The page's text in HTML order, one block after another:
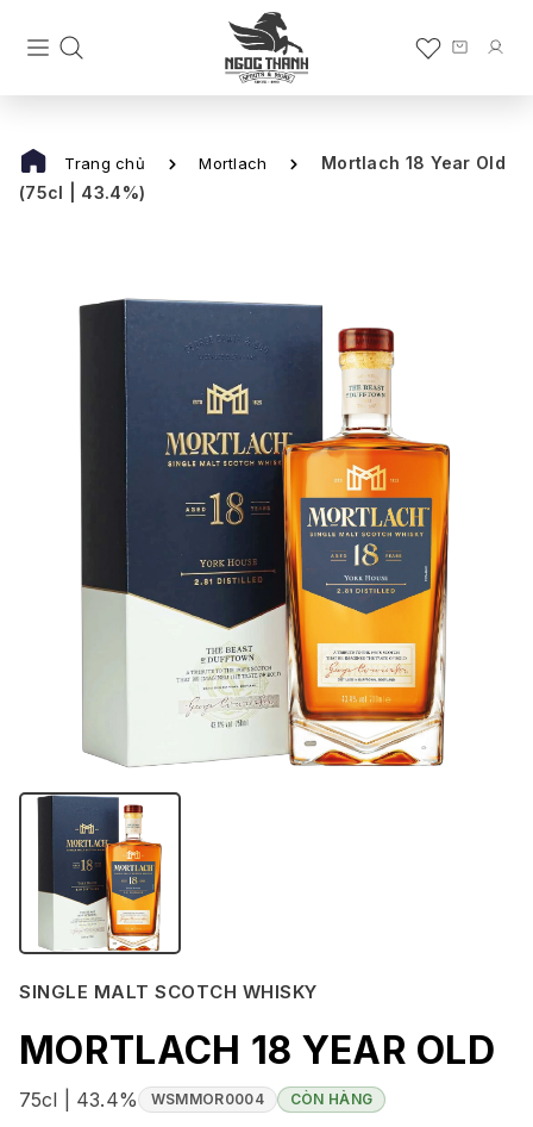
Trang chủ Mortlach
Mortlach 18 Year Old
(75cl | 43.4%)
SINGLE MALT SCOTCH WHISKY
MORTLACH 18 YEAR OLD
75cl | 43.4% WSMMOR0004 CÒN HÀNG